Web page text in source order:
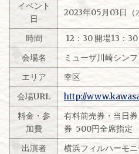
イベント
日
2023年05月03日（
時間
12：30 開場13：
会場名
ミューザ川崎シン
エリア
幸区
会場URL
http://
料金・参
加費
有料前売券・当日
券 500円全席指定
出演者
横浜フィルハーモ